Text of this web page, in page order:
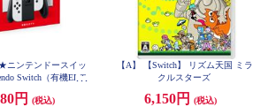
★ニンテンドースイッ
Switch（有機ELモ
円
(税込)
【A】 【Switch】 リズム天国 ミラ
クルスターズ
6,150円
(税込)